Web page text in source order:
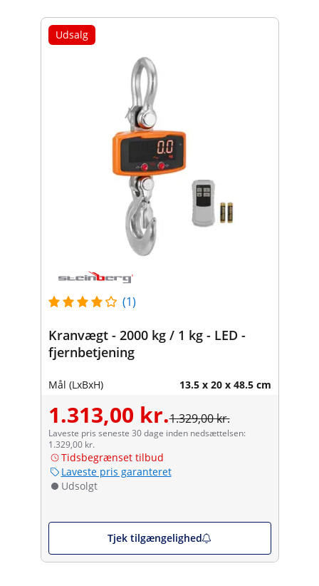
Udsalg
(1)
Kranvægt - 2000 kg / 1 kg - LED -
fjernbetjening
Mål (LxBxH) 13.5 x 20 x 48.5 cm
1.313,00 kr.1.329,00 kr.
Laveste pris seneste 30 dage inden nedsættelsen:
1.329,00 kr.
Tidsbegrænset tilbud
Laveste pris garanteret
Udsolgt
Tjek tilgængelighed